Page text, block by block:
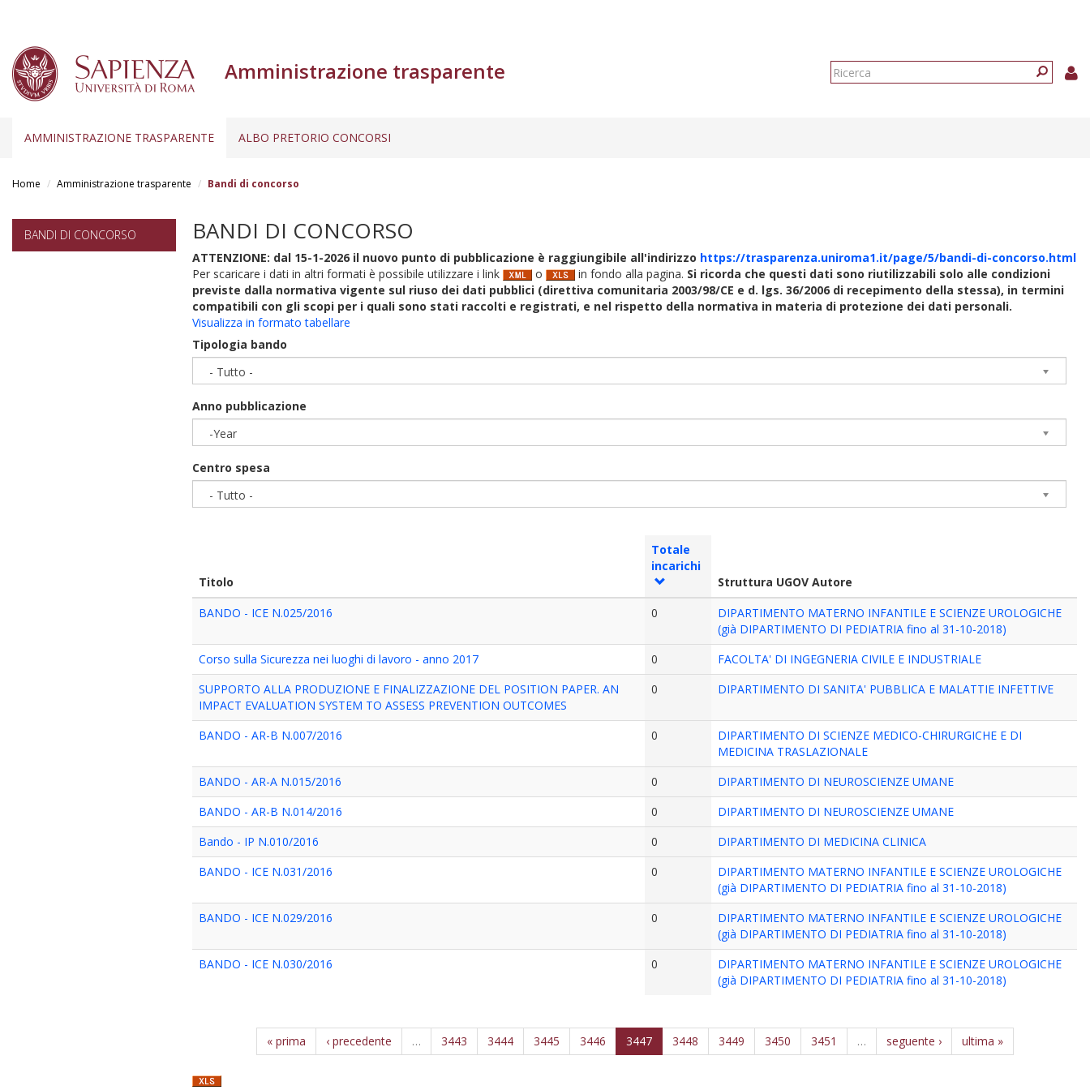
Amministrazione trasparente
Form
AMMINISTRAZIONE TRASPARENTE ALBO PRETORIO CONCORSI
Home Amministrazione trasparente Bandi di concorso
BANDI DI CONCORSO BANDI DI CONCORSO
ATTENZIONE: dal 15-1-2026 il nuovo punto di pubblicazione è raggiungibile all'indirizzo https://trasparenza.uniroma1.it/page/5/bandi-di-concorso.html
Per scaricare i dati in altri formati è possibile utilizzare i link
o in fondo alla pagina. Si ricorda che questi dati sono riutilizzabili solo alle condizioni
previste dalla normativa vigente sul riuso dei dati pubblici (direttiva comunitaria 2003/98/CE e d. lgs. 36/2006 di recepimento della stessa), in termini
compatibili con gli scopi per i quali sono stati raccolti e registrati, e nel rispetto della normativa in materia di protezione dei dati personali.
Visualizza in formato tabellare
Tipologia bando
- Tutto -
Anno pubblicazione
-Year
Centro spesa
- Tutto -
Titolo
Totale
incarichi
Struttura UGOV Autore
BANDO - ICE N.025/2016
0
DIPARTIMENTO MATERNO INFANTILE E SCIENZE UROLOGICHE
(già DIPARTIMENTO DI PEDIATRIA fino al 31-10-2018)
Corso sulla Sicurezza nei luoghi di lavoro - anno 2017
0
FACOLTA' DI INGEGNERIA CIVILE E INDUSTRIALE
SUPPORTO ALLA PRODUZIONE E FINALIZZAZIONE DEL POSITION PAPER. AN
IMPACT EVALUATION SYSTEM TO ASSESS PREVENTION OUTCOMES
0 DIPARTIMENTO DI SANITA' PUBBLICA E MALATTIE INFETTIVE
BANDO - AR-B N.007/2016 0
DIPARTIMENTO DI SCIENZE MEDICO-CHIRURGICHE E DI
MEDICINA TRASLAZIONALE
BANDO - AR-A N.015/2016
0
DIPARTIMENTO DI NEUROSCIENZE UMANE
BANDO - AR-B N.014/2016
0
DIPARTIMENTO DI NEUROSCIENZE UMANE
Bando - IP N.010/2016
0
DIPARTIMENTO DI MEDICINA CLINICA
BANDO - ICE N.031/2016
0
DIPARTIMENTO MATERNO INFANTILE E SCIENZE UROLOGICHE
(già DIPARTIMENTO DI PEDIATRIA fino al 31-10-2018)
BANDO - ICE N.029/2016
0
DIPARTIMENTO MATERNO INFANTILE E SCIENZE UROLOGICHE
(già DIPARTIMENTO DI PEDIATRIA fino al 31-10-2018)
BANDO - ICE N.030/2016
0
DIPARTIMENTO MATERNO INFANTILE E SCIENZE UROLOGICHE
(già DIPARTIMENTO DI PEDIATRIA fino al 31-10-2018)
« prima ‹ precedente … 3443 3444 3445 3446 3447 3448 3449 3450 3451 … seguente › ultima »